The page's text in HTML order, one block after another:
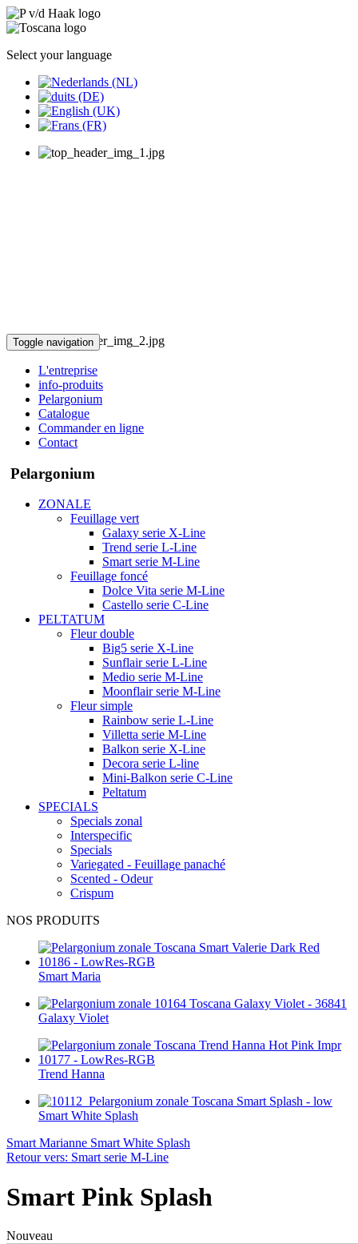
Select your language
Toggle navigation
L'entreprise
info-produits
Pelargonium
Catalogue
Commander en ligne
Contact
Pelargonium
ZONALE
Feuillage vert
Galaxy serie X-Line
Trend serie L-Line
Smart serie M-Line
Feuillage foncé
Dolce Vita serie M-Line
Castello serie C-Line
PELTATUM
Fleur double
Big5 serie X-Line
Sunflair serie L-Line
Medio serie M-Line
Moonflair serie M-Line
Fleur simple
Rainbow serie L-Line
Villetta serie M-Line
Balkon serie X-Line
Decora serie L-line
Mini-Balkon serie C-Line
Peltatum
SPECIALS
Specials zonal
Interspecific
Specials
Variegated - Feuillage panaché
Scented - Odeur
Crispum
NOS PRODUITS
Smart Maria
Galaxy Violet
Trend Hanna
Smart White Splash
Smart Marianne Smart White Splash
Retour vers: Smart serie M-Line
Smart Pink Splash
Nouveau